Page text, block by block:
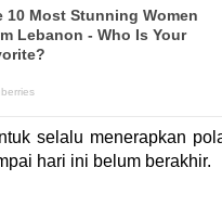
selalu menerapkan
hari ini belum berakhir.